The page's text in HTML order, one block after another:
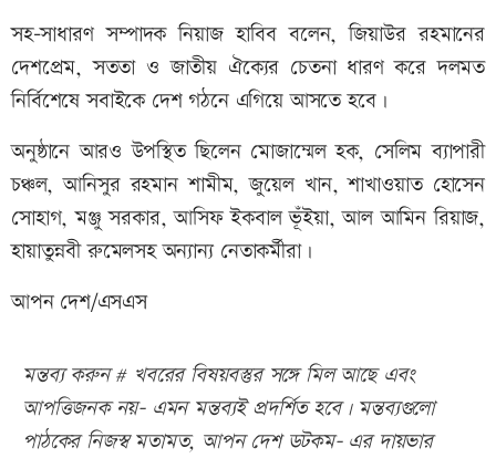
সহ-সাধারণ সম্পাদক নিয়াজ হাবিব বলেন, জিয়াউর রহমানের
দেশপ্রেম, সততা ও জাতীয় ঐক্যের চেতনা ধারণ করে দলমত
নির্বিশেষে সবাইকে দেশ গঠনে এগিয়ে আসতে হবে।
অনুষ্ঠানে আরও উপস্থিত ছিলেন মোজাম্মেল হক, সেলিম ব্যাপারী
চঞ্চল, আনিসুর রহমান শামীম, জুয়েল খান, শাখাওয়াত হোসেন
সোহাগ, মঞ্জু সরকার, আসিফ ইকবাল ভূঁইয়া, আল আমিন রিয়াজ,
হায়াতুন্নবী রুমেলসহ অন্যান্য নেতাকর্মীরা।
আপন দেশ/এসএস
মন্তব্য করুন # খবরের বিষয়বস্তুর সঙ্গে মিল আছে এবং
আপত্তিজনক নয়- এমন মন্তব্যই প্রদর্শিত হবে। মন্তব্যগুলো
পাঠকের নিজস্ব মতামত, আপন দেশ ডটকম- এর দায়ভার